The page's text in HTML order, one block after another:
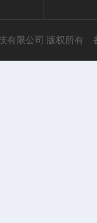
有限公司 版权所有